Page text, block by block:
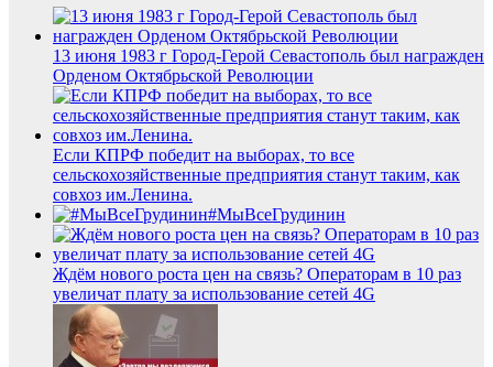
13 июня 1983 г Город-Герой Севастополь был награжден
Орденом Октябрьской Революции
Если КПРФ победит на выборах, то все
сельскохозяйственные предприятия станут таким, как
совхоз им.Ленина.
#МыВсеГрудинин
Ждём нового роста цен на связь? Операторам в 10 раз
увеличат плату за использование сетей 4G